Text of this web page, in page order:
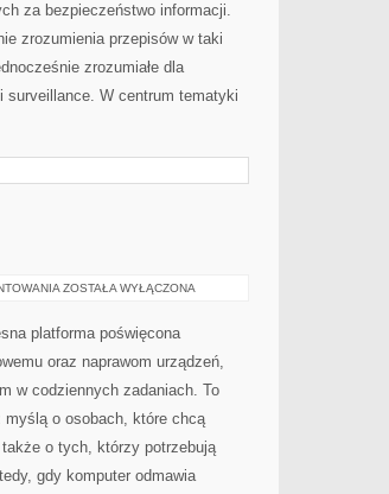
za bezpieczeństwo informacji.
zrozumienia przepisów w taki
zrozumiałe dla
surveillance. W centrum tematyki
ZASILACZE
ZOSTAŁA WYŁĄCZONA
platforma poświęcona
oraz naprawom urządzeń,
w codziennych zadaniach. To
myślą o osobach, które chcą
o tych, którzy potrzebują
gdy komputer odmawia